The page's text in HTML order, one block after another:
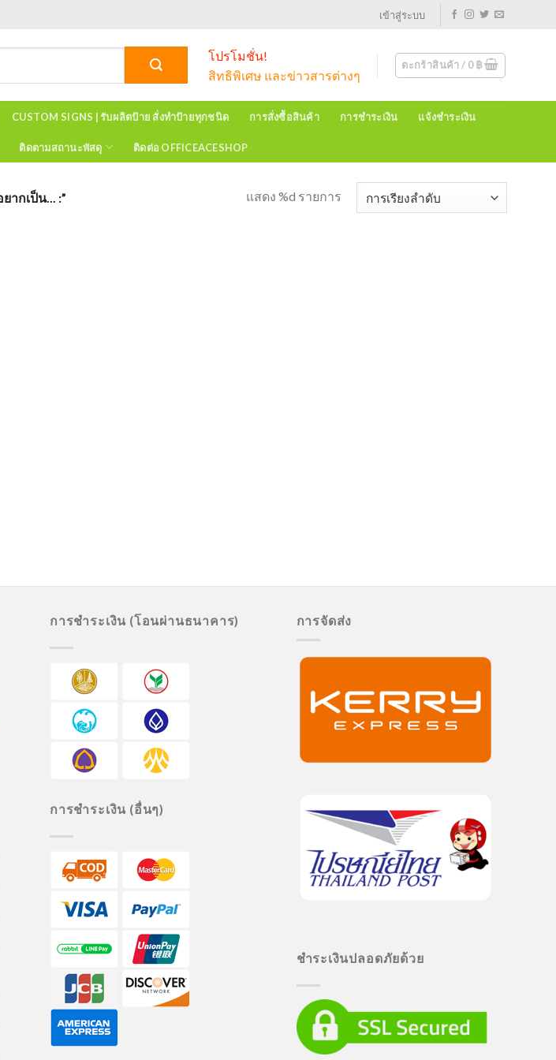
เข้าสู่ระบบ
โปรโมชั่น!
สิทธิพิเศษ และข่าวสารต่างๆ
ตะกร้าสินค้า / 0฿
CUSTOM SIGNS | รับผลิตป้าย สั่งทำป้ายทุกชนิด การสั่งซื้อสินค้า การชำระเงิน แจ้งชำระเงิน
ติดตามสถานะพัสดุ ติดต่อ OFFICEACESHOP
ากเป็น... :” แสดง %d รายการ
การชำระเงิน (โอนผ่านธนาคาร)
การชำระเงิน (อื่นๆ)
การจัดส่ง
ชำระเงินปลอดภัยด้วย